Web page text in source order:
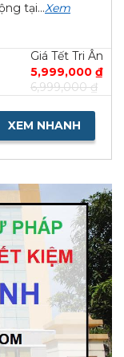
tại...Xem
Giá Tết Tri Ân
5,999,000 ₫
6,999,000 ₫
XEM NHANH